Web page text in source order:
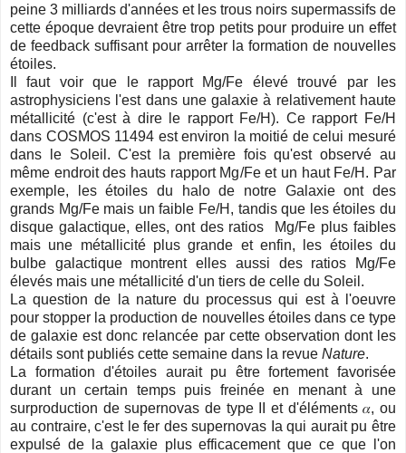
peine 3 milliards d'années et les trous noirs supermassifs de
cette époque devraient être trop petits pour produire un effet
de feedback suffisant pour arrêter la formation de nouvelles
étoiles.
Il faut voir que le rapport Mg/Fe élevé trouvé par les
astrophysiciens l'est dans une galaxie à relativement haute
métallicité (c'est à dire le rapport Fe/H). Ce rapport Fe/H
dans COSMOS 11494 est environ la moitié de celui mesuré
dans le Soleil. C'est la première fois qu'est observé au
même endroit des hauts rapport Mg/Fe et un haut Fe/H. Par
exemple, les étoiles du halo de notre Galaxie ont des
grands Mg/Fe mais un faible Fe/H, tandis que les étoiles du
disque galactique, elles, ont des ratios Mg/Fe plus faibles
mais une métallicité plus grande et enfin, les étoiles du
bulbe galactique montrent elles aussi des ratios Mg/Fe
élevés mais une métallicité d'un tiers de celle du Soleil.
La question de la nature du processus qui est à l'oeuvre
pour stopper la production de nouvelles étoiles dans ce type
de galaxie est donc relancée par cette observation dont les
détails sont publiés cette semaine dans la revue Nature.
La formation d'étoiles aurait pu être fortement favorisée
durant un certain temps puis freinée en menant à une
surproduction de supernovas de type II et d'éléments𝛼,ou
au contraire, c'est le fer des supernovas Ia qui aurait pu être
expulsé de la galaxie plus efficacement que ce que l'on